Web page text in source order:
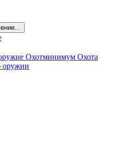
Охотминимум Охота
оружии